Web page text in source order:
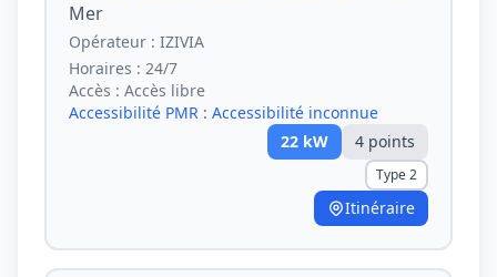
Mer
Opérateur : IZIVIA
Horaires : 24/7
Accès : Accès libre
Accessibilité PMR : Accessibilité inconnue
22 kW 4 points
Type 2
Itinéraire